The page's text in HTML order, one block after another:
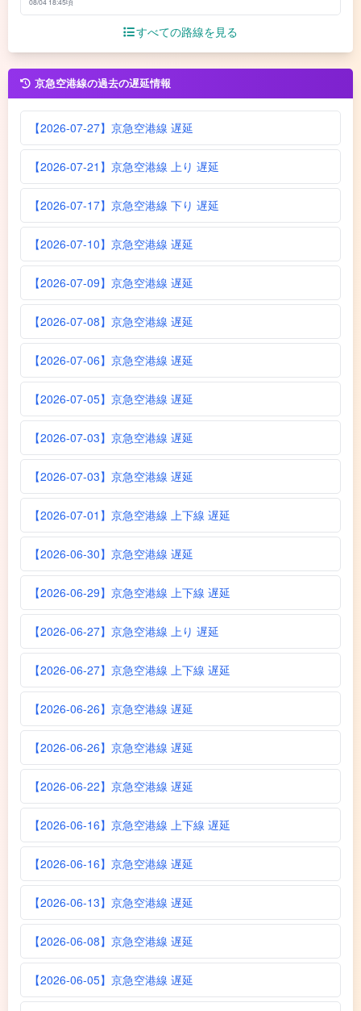
すべての路線を見る
京急空港線の過去の遅延情報
【2026-07-27】京急空港線 遅延
【2026-07-21】京急空港線 上り 遅延
【2026-07-17】京急空港線 下り 遅延
【2026-07-10】京急空港線 遅延
【2026-07-09】京急空港線 遅延
【2026-07-08】京急空港線 遅延
【2026-07-06】京急空港線 遅延
【2026-07-05】京急空港線 遅延
【2026-07-03】京急空港線 遅延
【2026-07-03】京急空港線 遅延
【2026-07-01】京急空港線 上下線 遅延
【2026-06-30】京急空港線 遅延
【2026-06-29】京急空港線 上下線 遅延
【2026-06-27】京急空港線 上り 遅延
【2026-06-27】京急空港線 上下線 遅延
【2026-06-26】京急空港線 遅延
【2026-06-26】京急空港線 遅延
【2026-06-22】京急空港線 遅延
【2026-06-16】京急空港線 上下線 遅延
【2026-06-16】京急空港線 遅延
【2026-06-13】京急空港線 遅延
【2026-06-08】京急空港線 遅延
【2026-06-05】京急空港線 遅延